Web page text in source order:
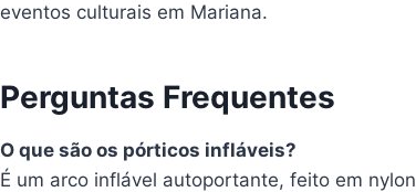
eventos culturais em Mariana.
Perguntas Frequentes
O que são os pórticos infláveis?
É um arco inflável autoportante, feito em